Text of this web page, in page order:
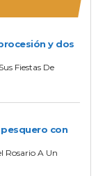
y dos
Fiestas De
con
Rosario A Un